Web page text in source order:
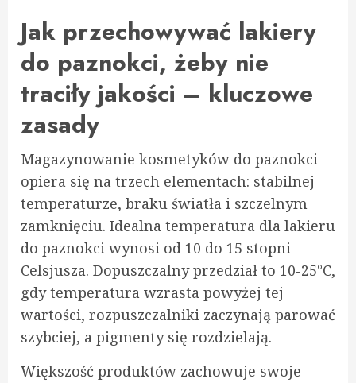
Jak przechowywać lakiery
do paznokci, żeby nie
traciły jakości – kluczowe
zasady
Magazynowanie kosmetyków do paznokci
opiera się na trzech elementach: stabilnej
temperaturze, braku światła i szczelnym
zamknięciu. Idealna temperatura dla lakieru
do paznokci wynosi od 10 do 15 stopni
Celsjusza. Dopuszczalny przedział to 10-25°C,
gdy temperatura wzrasta powyżej tej
wartości, rozpuszczalniki zaczynają parować
szybciej, a pigmenty się rozdzielają.
Większość produktów zachowuje swoje